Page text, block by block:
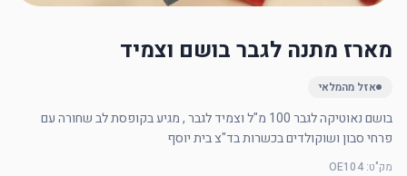
מארז מתנה לגבר בושם וצמיד
אזל מהמלאי
פרחי סבון ושוקולדים בכשרות בד"צ בית יוסף
מק"ט:
OE104